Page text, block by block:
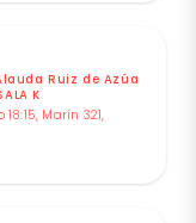
Ruiz de Azúa
K
Marín 321,